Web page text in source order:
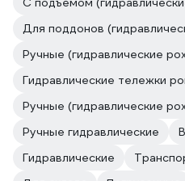
Для поддонов
Ручные (гидравлические
Гидравлические тележки
Ручные (гидравлические
Ручные гидравлические
Гидравлические